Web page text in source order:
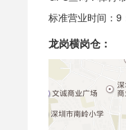
标准营业时间：
龙岗横岗仓：